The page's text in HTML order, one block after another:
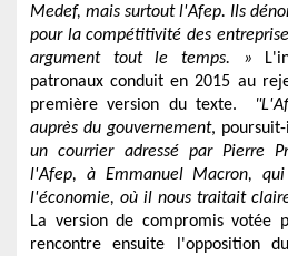
Medef, mais surtout l'Afep. Ils
pour la compétitivité des
argument tout le temps. »
patronaux conduit en 2015 au
première version du texte.
auprès du gouvernement,
un courrier adressé par Pierre
l'Afep, à Emmanuel Macron,
l'économie, où il nous traitait
La version de compromis votée
rencontre ensuite l'opposition